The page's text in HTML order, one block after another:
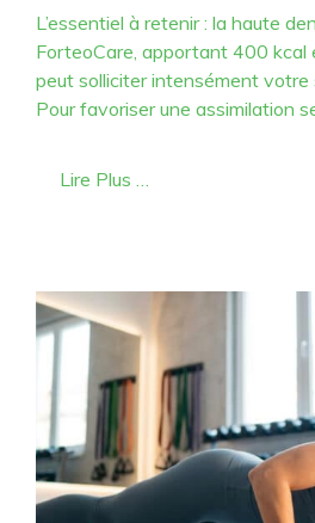
L’essentiel à retenir : la haute
ForteoCare, apportant 400 kcal
peut solliciter intensément
Pour favoriser une assimilation
Lire Plus …